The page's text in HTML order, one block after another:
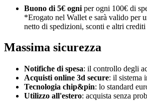
Buono di 5€ ogni per ogni 100€ di
*Erogato nel Wallet e sarà valido per
netto di spedizioni, sconti e altri
Massima sicurezza
Notifiche di spesa: il controllo degli
Acquisti online 3d secure: il sistema
Tecnologia chip&pin: lo standard
Utilizzo all'estero: acquista senza